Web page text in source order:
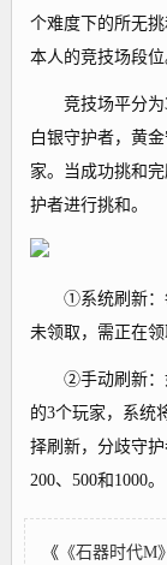
个难度下的所无
本人的竞技场段位
竞技场平分为3
白银守护者，黄
家。当成功挑和
护者进行挑和。
①系统刷新：每
未领取，需正在
②手动刷新：如
的3个玩家，系统
择刷新，分歧守
200、500和1000。
《《石器时代M